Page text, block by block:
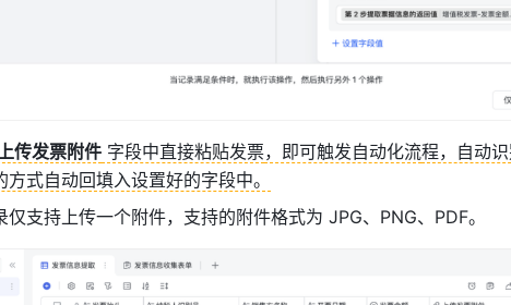
传发票附件 字段中直接粘贴发票，即可触发自动化流程，自动
方式自动回填入设置好的字段中。
仅支持上传一个附件，支持的附件格式为 JPG、PNG、PDF。